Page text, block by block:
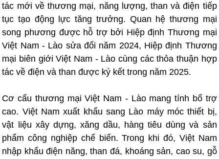
tác mới về thương mại, năng lượng, than và điện tiếp
tục tạo động lực tăng trưởng. Quan hệ thương mại
song phương được hỗ trợ bởi Hiệp định Thương mại
Việt Nam - Lào sửa đổi năm 2024, Hiệp định Thương
mại biên giới Việt Nam - Lào cùng các thỏa thuận hợp
tác về điện và than được ký kết trong năm 2025.
Cơ cấu thương mại Việt Nam - Lào mang tính bổ trợ
cao. Việt Nam xuất khẩu sang Lào máy móc thiết bị,
vật liệu xây dựng, xăng dầu, hàng tiêu dùng và sản
phẩm công nghiệp chế biến. Trong khi đó, Việt Nam
nhập khẩu điện năng, than đá, khoáng sản, cao su, gỗ